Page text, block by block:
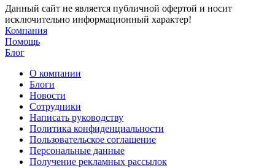
Данный сайт не является публичной офертой и носит
исключительно информационный характер!
Компания
Помощь
Блог
О компании
Блоги
Новости
Сотрудники
Написать руководству
Политика конфиденциальности
Пользовательское соглашение
Персональные данные
Получение рекламных рассылок